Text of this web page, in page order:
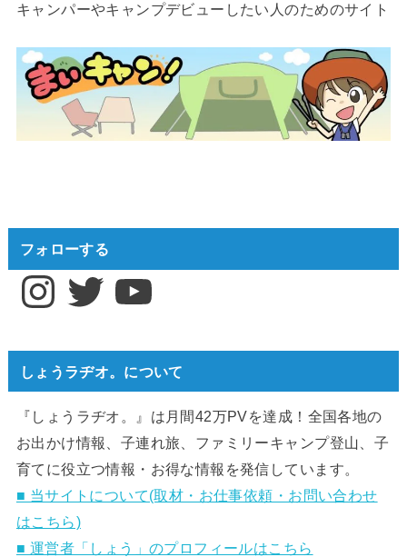
キャンパーやキャンプデビューしたい人のためのサイト
フォローする
InstagramTwitter YouTube
しょうラヂオ。について
『しょうラヂオ。』は月間42万PVを達成！全国各地の
お出かけ情報、子連れ旅、ファミリーキャンプ登山、子
育てに役立つ情報・お得な情報を発信しています。
■ 当サイトについて(取材・お仕事依頼・お問い合わせ
はこちら)
■ 運営者「しょう」のプロフィールはこちら